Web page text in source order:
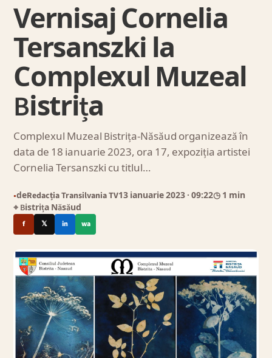
Vernisaj Cornelia
Tersanszki la
Complexul Muzeal
Bistrița
Complexul Muzeal Bistrița-Năsăud organizează în
data de 18 ianuarie 2023, ora 17, expoziția artistei
Cornelia Tersanszki cu titlul…
●deRedacția Transilvania TV13 ianuarie 2023 · 09:22◷ 1 min
⌖ Bistrița Năsăud
f 𝕏 in wa